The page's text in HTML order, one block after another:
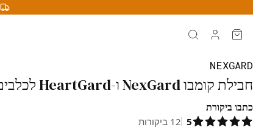
NEXGARD
חבילת קומבו NexGard ו-HeartGard לכלבים במשקל עד 4 ק"ג – באנדל ל-6 חודשים
כתבו ביקורת
5
12 ביקורות